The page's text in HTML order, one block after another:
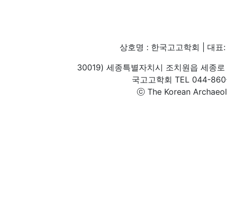
상호명 : 한국고고학회 | 대
30019) 세종특별자치시 조치원읍 세종
국고고학회 TEL 044-
ⓒ The Korean